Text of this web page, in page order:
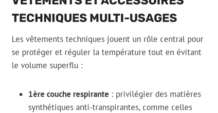
TECHNIQUES MULTI-USAGES
Les vêtements techniques jouent un rôle central pour
se protéger et réguler la température tout en évitant
le volume superflu :
1ère couche respirante : privilégier des matières
synthétiques anti-transpirantes, comme celles